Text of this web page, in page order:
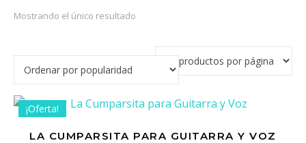
Mostrando el único resultado
¡Oferta!
LA CUMPARSITA PARA GUITARRA Y VOZ